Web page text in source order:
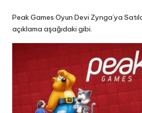
Peak Games Oyun Devi Zynga’ya
açıklama aşağıdaki gibi.